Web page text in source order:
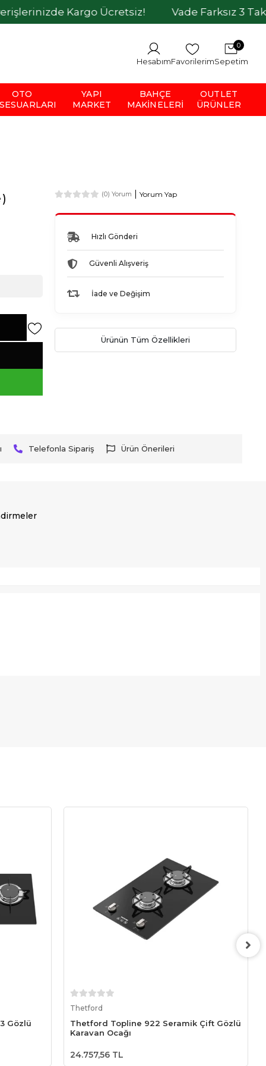
Kargo Ücretsiz! Vade Farksız 3 Taksit
HesabımFavorilerim
0
Sepetim
OTO
YAPI
MARKET
BAHÇE
MAKINELERI
OUTLET
ÜRÜNLER
(0) Yorum Yorum Yap
Hızlı Gönderi
Güvenli Alışveriş
İade ve Değişim
Ürünün Tüm Özellikleri
Telefonla Sipariş Ürün Önerileri
Gözlü
Thetford
Thetford Topline 922 Seramik Çift Gözlü
Karavan Ocağı
24.757,56 TL